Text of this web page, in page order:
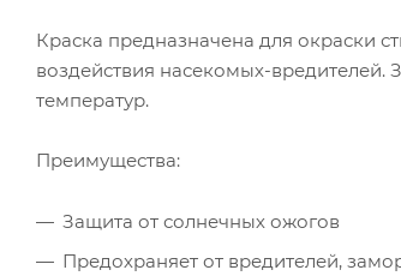
Краска предназначена для окраски
воздействия насекомых-вредителей.
температур.
Преимущества:
Защита от солнечных ожогов
Предохраняет от вредителей,